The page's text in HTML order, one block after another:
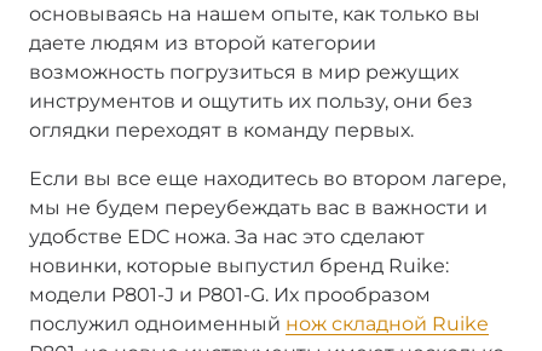
основываясь на нашем опыте, как только вы
даете людям из второй категории
возможность погрузиться в мир режущих
инструментов и ощутить их пользу, они без
оглядки переходят в команду первых.
Если вы все еще находитесь во втором лагере,
мы не будем переубеждать вас в важности и
удобстве EDC ножа. За нас это сделают
новинки, которые выпустил бренд Ruike:
модели P801-J и P801-G. Их прообразом
послужил одноименный нож складной Ruike